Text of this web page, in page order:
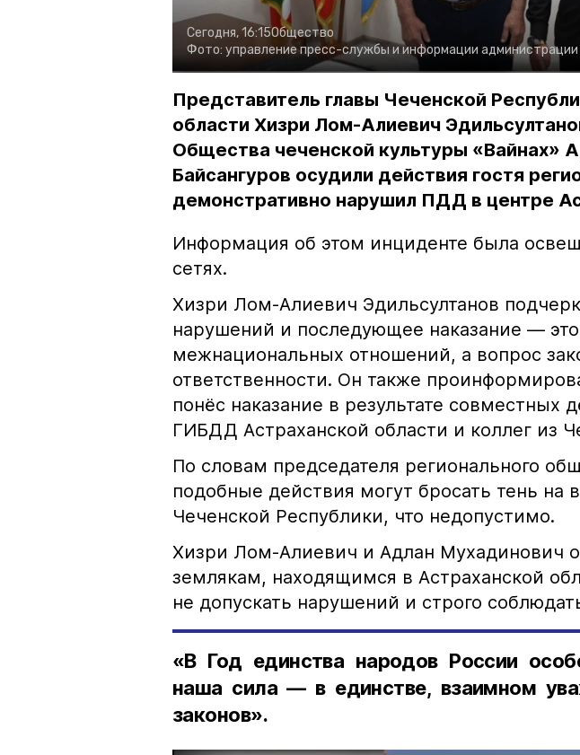
Сегодня, 16:15Общество
Фото: управление пресс-службы и информации администрации
Представитель главы Чеченской
области Хизри Лом-Алиевич
Общества чеченской культуры «Вайнах»
Байсангуров осудили действия гостя
демонстративно нарушил ПДД в центре
Информация об этом инциденте была
сетях.
Хизри Лом-Алиевич Эдильсултанов
нарушений и последующее наказание —
межнациональных отношений, а вопрос
ответственности. Он также
понёс наказание в результате совместных
ГИБДД Астраханской области и коллег из
По словам председателя регионального
подобные действия могут бросать тень на
Чеченской Республики, что недопустимо.
Хизри Лом-Алиевич и Адлан Мухадинович
землякам, находящимся в Астраханской
не допускать нарушений и строго
«В Год единства народов России
наша сила — в единстве, взаимном
законов».